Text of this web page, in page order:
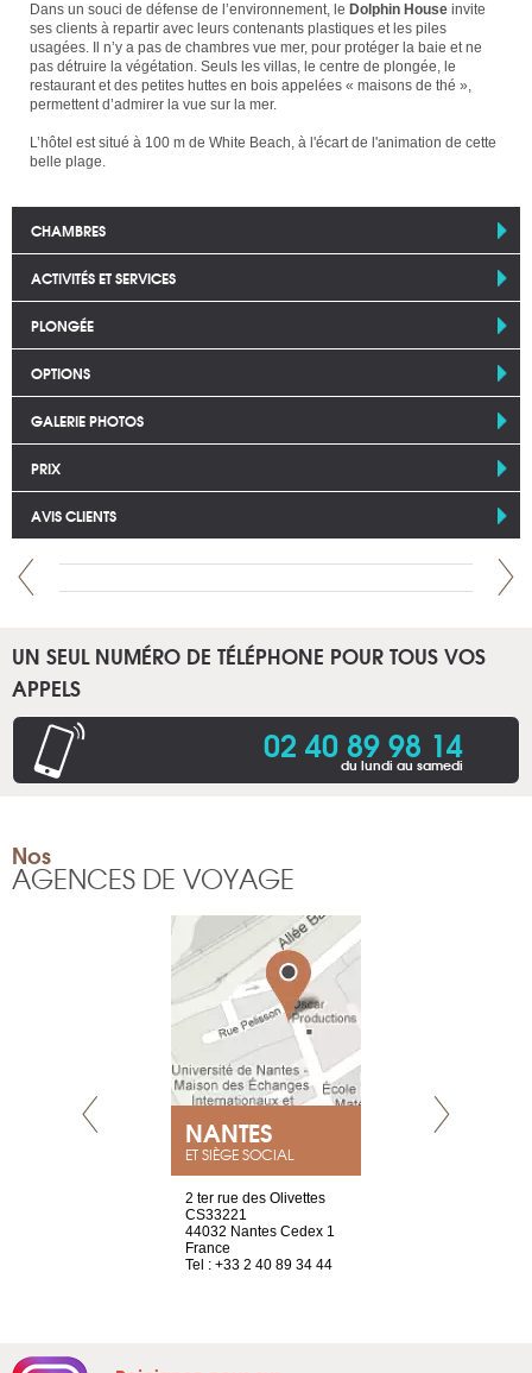
Dans un souci de défense de l’environnement, le Dolphin House invite
ses clients à repartir avec leurs contenants plastiques et les piles
usagées. Il n’y a pas de chambres vue mer, pour protéger la baie et ne
pas détruire la végétation. Seuls les villas, le centre de plongée, le
restaurant et des petites huttes en bois appelées « maisons de thé »,
permettent d’admirer la vue sur la mer.
L’hôtel est situé à 100 m de White Beach, à l'écart de l'animation de cette
belle plage.
CHAMBRES
ACTIVITÉS ET SERVICES
PLONGÉE
OPTIONS
GALERIE PHOTOS
PRIX
AVIS CLIENTS
UN SEUL NUMÉRO DE TÉLÉPHONE POUR TOUS VOS
APPELS
02 40 89 98 14
du lundi au samedi
Nos
AGENCES DE VOYAGE
NANTES
ET SIÈGE SOCIAL
2 ter rue des Olivettes
CS33221
44032 Nantes Cedex 1
France
Tel : +33 2 40 89 34 44